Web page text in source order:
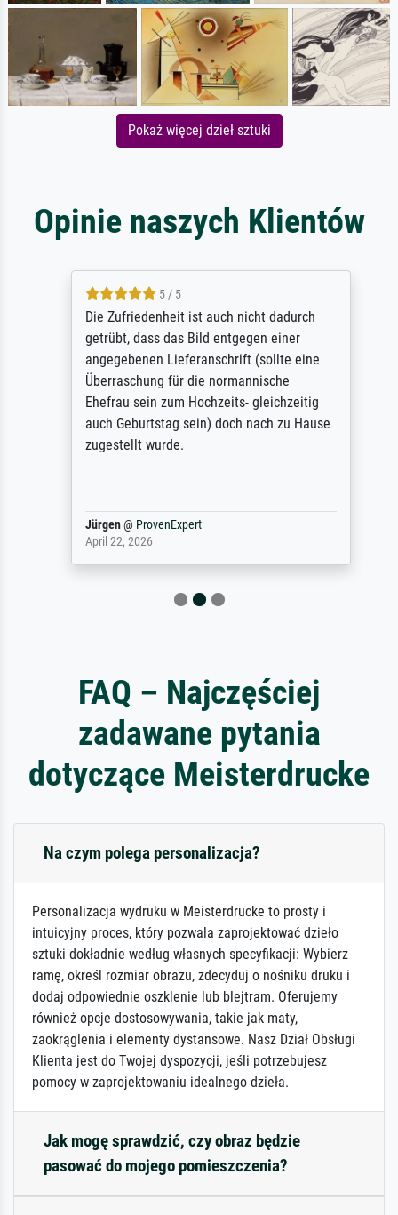
Pokaż więcej dzieł sztuki
Opinie naszych Klientów
5 / 5
Die Zufriedenheit ist auch nicht dadurch
getrübt, dass das Bild entgegen einer
angegebenen Lieferanschrift (sollte eine
Überraschung für die normannische
Ehefrau sein zum Hochzeits- gleichzeitig
auch Geburtstag sein) doch nach zu Hause
zugestellt wurde.
Jürgen@ProvenExpert
April 22, 2026
FAQ – Najczęściej
zadawane pytania
dotyczące Meisterdrucke
Na czym polega personalizacja?
Personalizacja wydruku w Meisterdrucke to prosty i
intuicyjny proces, który pozwala zaprojektować dzieło
sztuki dokładnie według własnych specyfikacji: Wybierz
ramę, określ rozmiar obrazu, zdecyduj o nośniku druku i
dodaj odpowiednie oszklenie lub blejtram. Oferujemy
również opcje dostosowywania, takie jak maty,
zaokrąglenia i elementy dystansowe. Nasz Dział Obsługi
Klienta jest do Twojej dyspozycji, jeśli potrzebujesz
pomocy w zaprojektowaniu idealnego dzieła.
Jak mogę sprawdzić, czy obraz będzie
pasować do mojego pomieszczenia?